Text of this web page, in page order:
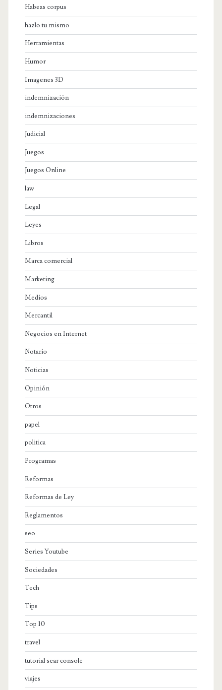
Habeas corpus
hazlo tu mismo
Herramientas
Humor
Imagenes 3D
indemnización
indemnizaciones
Judicial
Juegos
Juegos Online
law
Legal
Leyes
Libros
Marca comercial
Marketing
Medios
Mercantil
Negocios en Internet
Notario
Noticias
Opinión
Otros
papel
politica
Programas
Reformas
Reformas de Ley
Reglamentos
seo
Series Youtube
Sociedades
Tech
Tips
Top 10
travel
tutorial sear console
viajes